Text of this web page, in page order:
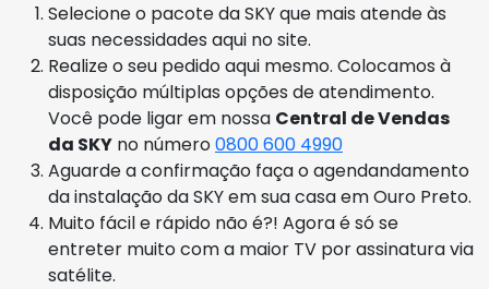
Selecione o pacote da SKY que mais atende às
suas necessidades aqui no site.
Realize o seu pedido aqui mesmo. Colocamos à
disposição múltiplas opções de atendimento.
Você pode ligar em nossa Central de Vendas
da SKY no número0800 600 4990
Aguarde a confirmação faça o agendandamento
da instalação da SKY em sua casa em Ouro Preto.
Muito fácil e rápido não é?! Agora é só se
entreter muito com a maior TV por assinatura via
satélite.